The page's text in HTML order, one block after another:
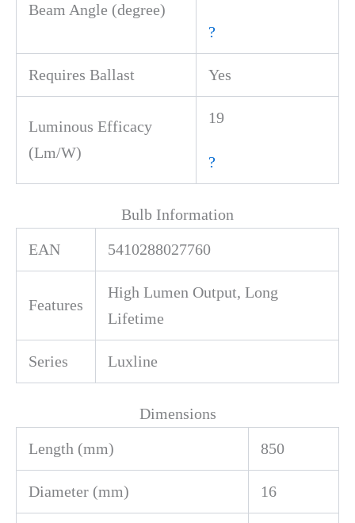
Beam Angle (degree)
?
Requires Ballast Yes
Luminous Efficacy
(Lm/W)
19
?
Bulb Information
EAN
5410288027760
Features
High Lumen Output, Long
Lifetime
Series Luxline
Dimensions
Length (mm)
850
Diameter (mm) 16